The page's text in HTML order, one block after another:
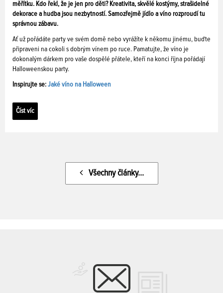
měřítku. Kdo řekl, že je jen pro děti? Kreativita, skvělé kostýmy, strašidelné
dekorace a hudba jsou nezbytností. Samozřejmě jídlo a víno rozproudí tu
správnou zábavu.
Ať už pořádáte party ve svém domě nebo vyrážíte k někomu jinému, buďte
připraveni na cokoli s dobrým vínem po ruce. Pamatujte, že víno je
dokonalým dárkem pro vaše dospělé přátele, kteří na konci října pořádají
Halloweenskou party.
Inspirujte se: Jaké víno na Halloween
Číst víc
Všechny články...